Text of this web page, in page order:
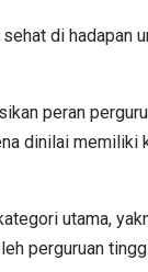
di hadapan
peran
dinilai memiliki
utama,
perguruan